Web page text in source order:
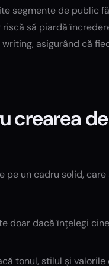
segmente de public
să piardă
asigurând că
crearea
un cadru solid,
doar dacă înțelegi
tonul, stilul și